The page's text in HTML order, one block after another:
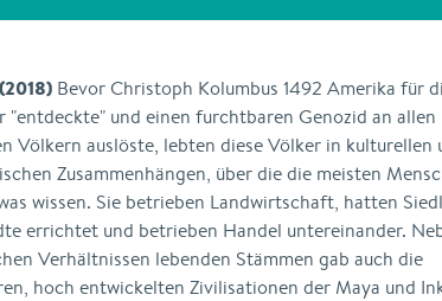
Bevor Christoph Kolumbus 1492 Amerika für
"entdeckte" und einen furchtbaren Genozid an allen
Völkern auslöste, lebten diese Völker in kulturellen
Zusammenhängen, über die die meisten
wissen. Sie betrieben Landwirtschaft, hatten
errichtet und betrieben Handel untereinander.
Verhältnissen lebenden Stämmen gab auch die
hoch entwickelten Zivilisationen der Maya und